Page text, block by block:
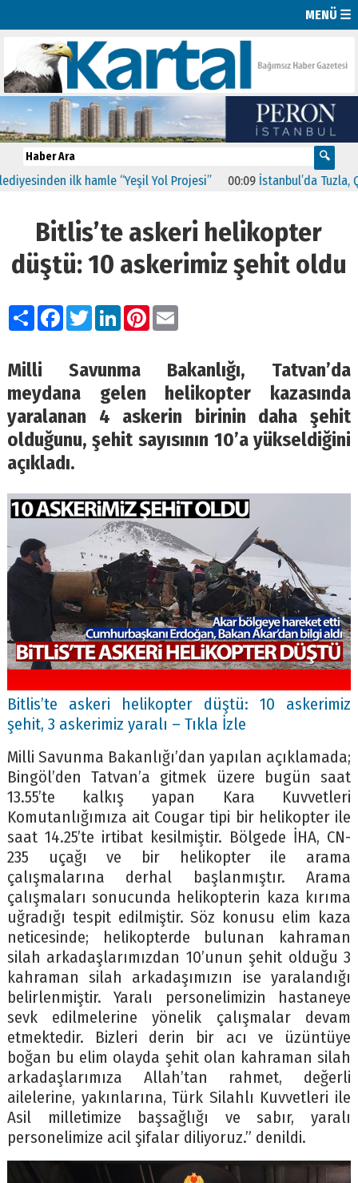
MENÜ ☰
ilk hamle “Yeşil Yol Projesi” 00:09 İstanbul’da Tuzla,
Bitlis’te askeri helikopter
düştü: 10 askerimiz şehit oldu
PaylaşFacebook
TwitterLinkedIn
Pinterest
Email
Milli Savunma Bakanlığı, Tatvan’da
meydana gelen helikopter kazasında
yaralanan 4 askerin birinin daha şehit
olduğunu, şehit sayısının 10’a yükseldiğini
açıkladı.
Bitlis’te askeri helikopter düştü: 10 askerimiz
şehit, 3 askerimiz yaralı – Tıkla İzle
Milli Savunma Bakanlığı’dan yapılan açıklamada;
Bingöl’den Tatvan’a gitmek üzere bugün saat
13.55’te kalkış yapan Kara Kuvvetleri
Komutanlığımıza ait Cougar tipi bir helikopter ile
saat 14.25’te irtibat kesilmiştir. Bölgede İHA, CN-
235 uçağı ve bir helikopter ile arama
çalışmalarına derhal başlanmıştır. Arama
çalışmaları sonucunda helikopterin kaza kırıma
uğradığı tespit edilmiştir. Söz konusu elim kaza
neticesinde; helikopterde bulunan kahraman
silah arkadaşlarımızdan 10’unun şehit olduğu 3
kahraman silah arkadaşımızın ise yaralandığı
belirlenmiştir. Yaralı personelimizin hastaneye
sevk edilmelerine yönelik çalışmalar devam
etmektedir. Bizleri derin bir acı ve üzüntüye
boğan bu elim olayda şehit olan kahraman silah
arkadaşlarımıza Allah’tan rahmet, değerli
ailelerine, yakınlarına, Türk Silahlı Kuvvetleri ile
Asil milletimize başsağlığı ve sabır, yaralı
personelimize acil şifalar diliyoruz.” denildi.